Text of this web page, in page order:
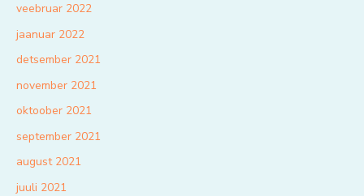
veebruar 2022
jaanuar 2022
detsember 2021
november 2021
oktoober 2021
september 2021
august 2021
juuli 2021